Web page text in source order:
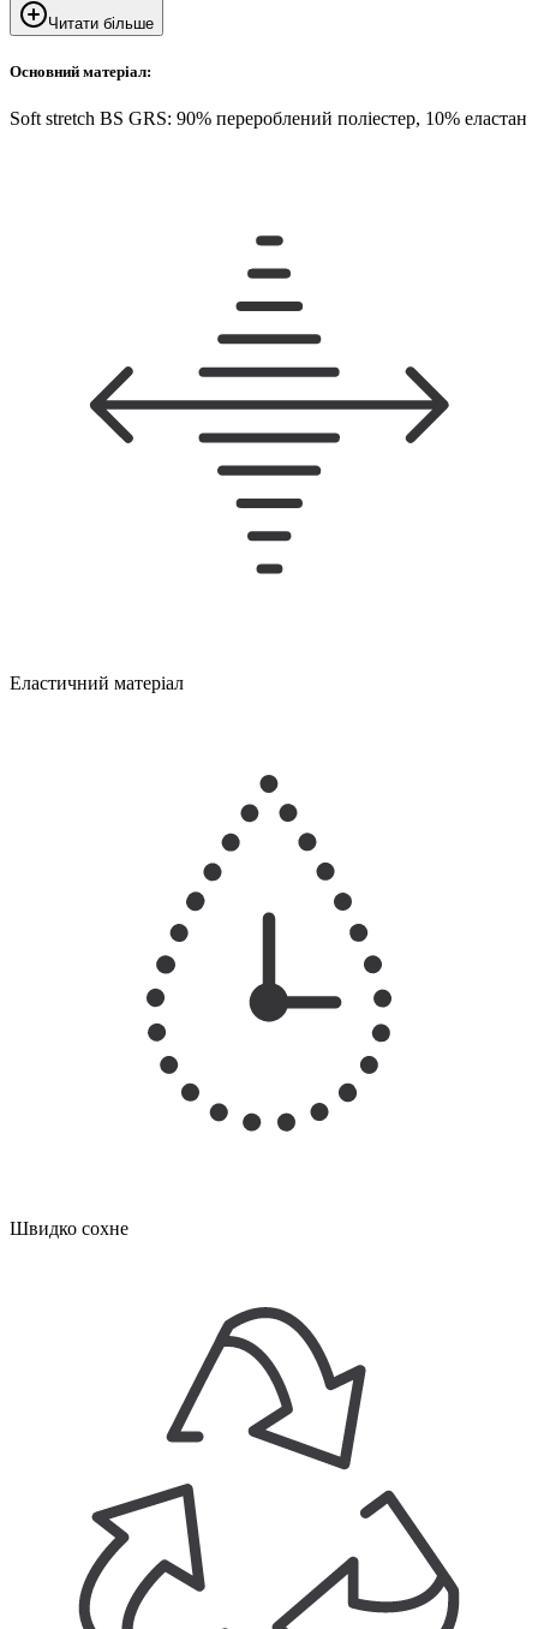
Читати більше
Основний матеріал:
Soft stretch BS GRS: 90% перероблений поліестер, 10% еластан
Еластичний матеріал
Швидко сохне